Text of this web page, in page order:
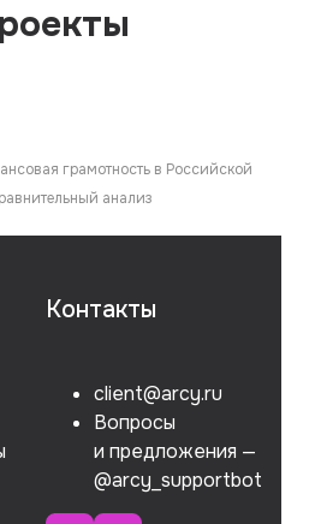
грамотность в Российской
анализ
Контакты
client@arcy.ru
Вопросы
и предложения —
@arcy_supportbot